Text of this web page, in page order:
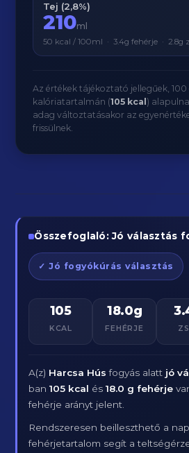
Tej (2,8%)
210ml
50 kcal / 100ml · 3.4g fehérje · 2.8g
Az értékek tájékoztató jellegűek, 100
kalóriatartalmán (105 kcal )
adag változtatásakor az
frissülnek.
Összefoglaló: Jó választás
✓ Jó fogyókúrás választás
105
KCAL
18.0g
FEHÉRJE
A(z) Harcsa Hús fogyás alatt jó
ban105 kcal és18.0 g fehérje
fehérje arányt jelent.
Rendszeresen beilleszthető a
fehérjetartalom segít a